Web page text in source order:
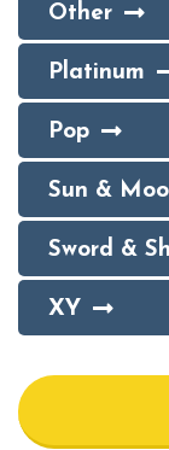
Other
Platinum
Pop
Sun &
Sword &
XY